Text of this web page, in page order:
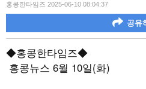
홍콩한타임즈 2025-06-10 08:04:37
공유
◆홍콩한타임즈◆
홍콩뉴스 6월 10일(화)